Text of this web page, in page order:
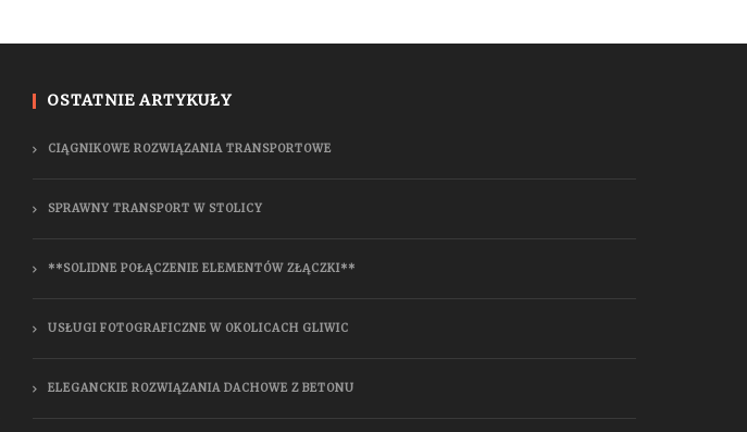
OSTATNIE ARTYKUŁY
CIĄGNIKOWE ROZWIĄZANIA TRANSPORTOWE
SPRAWNY TRANSPORT W STOLICY
**SOLIDNE POŁĄCZENIE ELEMENTÓW ZŁĄCZKI**
USŁUGI FOTOGRAFICZNE W OKOLICACH GLIWIC
ELEGANCKIE ROZWIĄZANIA DACHOWE Z BETONU